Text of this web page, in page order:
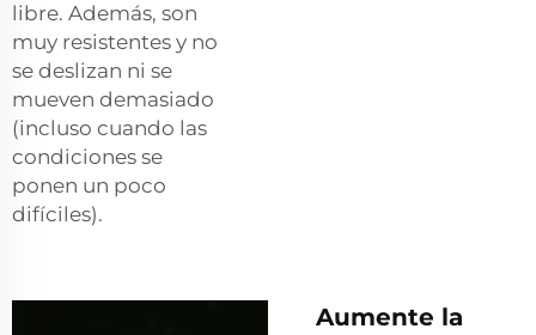
libre. Además, son
muy resistentes y no
se deslizan ni se
mueven demasiado
(incluso cuando las
condiciones se
ponen un poco
difíciles).
Aumente la